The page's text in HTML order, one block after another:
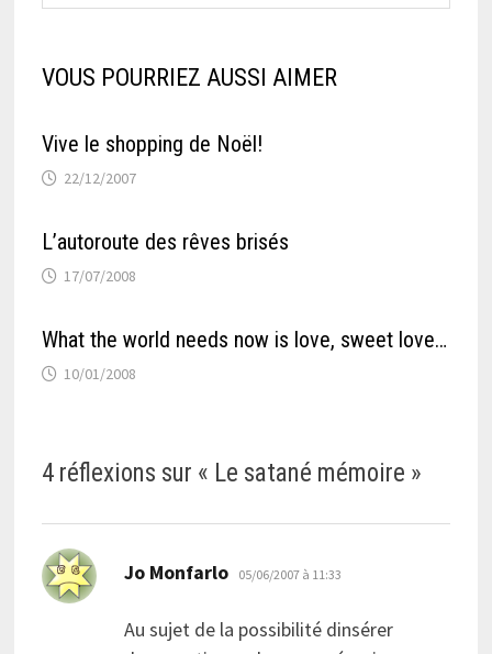
VOUS POURRIEZ AUSSI AIMER
Vive le shopping de Noël!
22/12/2007
L’autoroute des rêves brisés
17/07/2008
What the world needs now is love, sweet love…
10/01/2008
4 réflexions sur « Le satané mémoire »
Jo Monfarlo dit :
05/06/2007 à 11:33
Au sujet de la possibilité dinsérer